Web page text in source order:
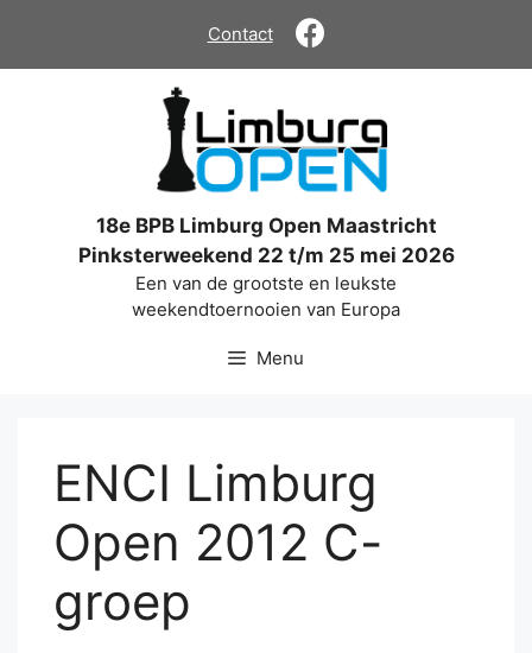
de
Contact
18e BPB Limburg Open Maastricht
Pinksterweekend 22 t/m 25 mei 2026
Een van de grootste en leukste
weekendtoernooien van Europa
Menu
ENCI Limburg
Open 2012 C-
groep